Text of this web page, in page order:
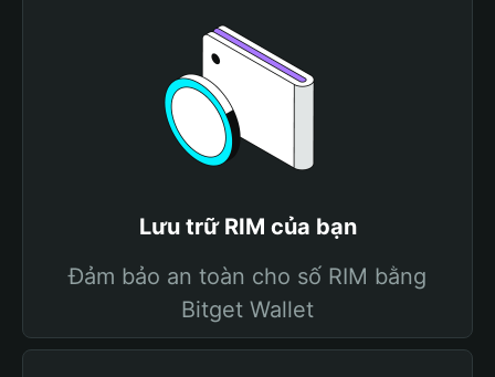
Lưu trữ RIM của bạn
Đảm bảo an toàn cho số RIM bằng
Bitget Wallet